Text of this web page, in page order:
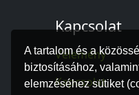
A tartalom és a
biztosításához,
elemzéséhez sütiket
Kapcsolat
Vélemény
Kapcsolat